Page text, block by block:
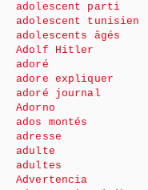
adolescent parti
adolescent tunisien
adolescents âgés
Adolf Hitler
adoré
adore expliquer
adoré journal
Adorno
ados montés
adresse
adulte
adultes
Advertencia